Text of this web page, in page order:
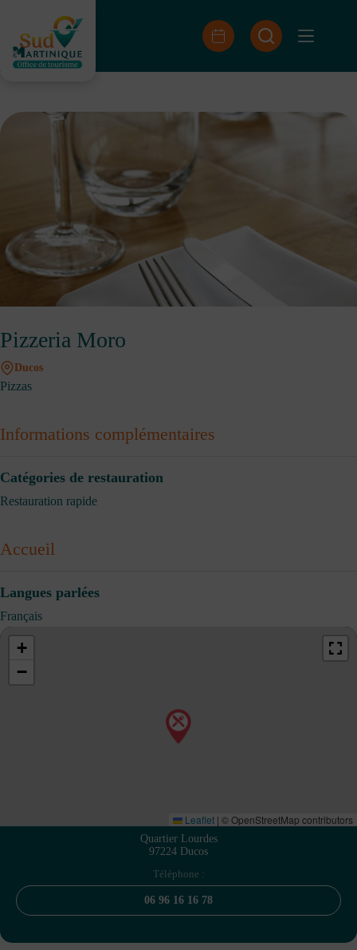
contenu
Pizzeria Moro
Ducos
Pizzas
Informations complémentaires
Catégories de restauration
Restauration rapide
Accueil
Langues parlées
Français
+
−
Leaflet | © OpenStreetMap contributors
Quartier Lourdes
97224 Ducos
Téléphone :
06 96 16 16 78